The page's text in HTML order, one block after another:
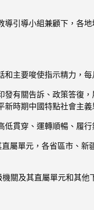
引導小組兼顧下，各
主要唆使指示精力，
有關告訴、政策答復
時期中國特點社會主
貫穿、運轉順暢、履行
屬單元，各省區市、
關及其直屬單元和其他